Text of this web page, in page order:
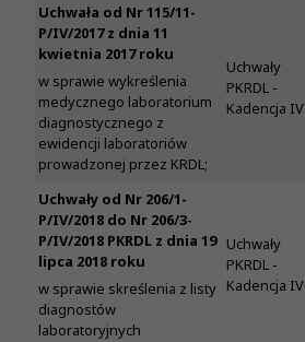
Uchwała od Nr 115/11-
P/IV/2017 z dnia 11
kwietnia 2017 roku
w sprawie wykreślenia
medycznego laboratorium
diagnostycznego z
ewidencji laboratoriów
prowadzonej przez KRDL;
Uchwały
PKRDL -
Kadencja IV
Uchwały od Nr 206/1-
P/IV/2018 do Nr 206/3-
P/IV/2018 PKRDL z dnia 19
lipca 2018 roku
w sprawie skreślenia z listy
diagnostów
laboratoryjnych
Uchwały
PKRDL -
Kadencja IV